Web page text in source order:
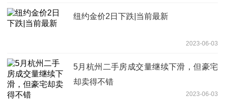
纽约金价2日下跌|当前最新
2023-06-03
5月杭州二手房成交量继续下滑，但豪宅
却卖得不错
2023-06-03